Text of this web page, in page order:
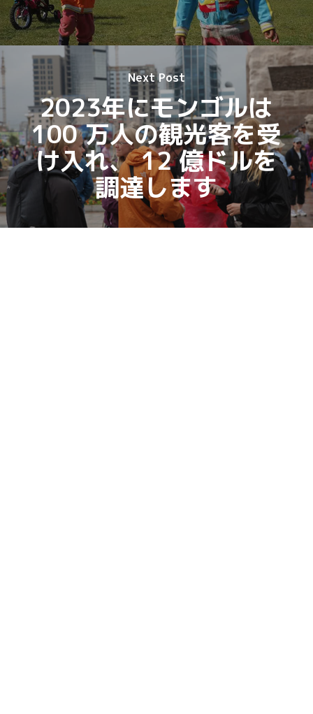
Next Post
2023年にモンゴルは
100 万人の観光客を受
け入れ、 12 億ドルを
調達します